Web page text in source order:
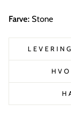
Farve: Stone